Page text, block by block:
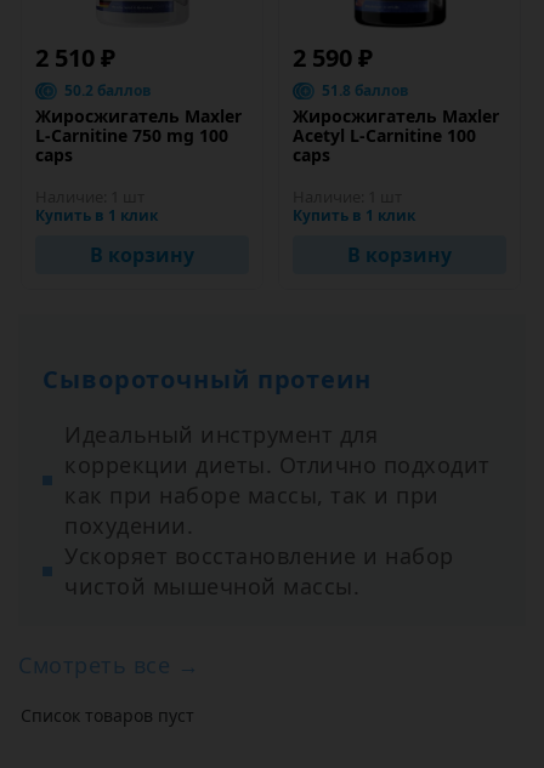
2 510 ₽
50.2 баллов
Жиросжигатель Maxler
L-Carnitine 750 mg 100
caps
Купить в 1 клик
В корзину
2 590 ₽
51.8 баллов
Жиросжигатель Maxler
Acetyl L-Carnitine 100
caps
Купить в 1 клик
В корзину
Сывороточный протеин
Идеальный инструмент для
коррекции диеты. Отлично подходит
как при наборе массы, так и при
похудении.
Ускоряет восстановление и набор
чистой мышечной массы.
Смотреть все →
Список товаров пуст